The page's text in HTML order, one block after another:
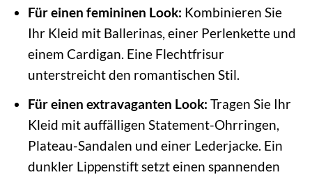
Für einen femininen Look: Kombinieren Sie
Ihr Kleid mit Ballerinas, einer Perlenkette und
einem Cardigan. Eine Flechtfrisur
unterstreicht den romantischen Stil.
Für einen extravaganten Look: Tragen Sie Ihr
Kleid mit auffälligen Statement-Ohrringen,
Plateau-Sandalen und einer Lederjacke. Ein
dunkler Lippenstift setzt einen spannenden